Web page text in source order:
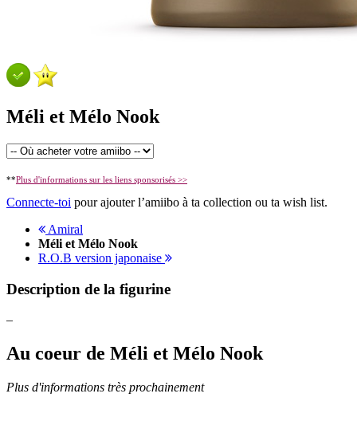
Méli et Mélo Nook
**Plus d'informations sur les liens sponsorisés >>
Connecte-toi pour ajouter l’amiibo à ta collection ou ta wish list.
Amiral
Méli et Mélo Nook
R.O.B version japonaise
Description de la figurine
–
Au coeur de Méli et Mélo Nook
Plus d'informations très prochainement